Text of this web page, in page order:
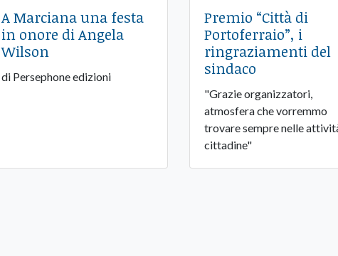
A Marciana una festa
in onore di Angela
Wilson
di Persephone edizioni
Premio “Città di
Portoferraio”, i
ringraziamenti del
sindaco
"Grazie organizzatori,
atmosfera che vorremmo
trovare sempre nelle
cittadine"